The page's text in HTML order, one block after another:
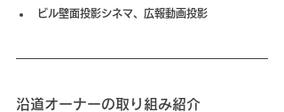
ビル壁面投影シネマ、広報動画投影
沿道オーナーの取り組み紹介